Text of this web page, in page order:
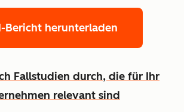
Bericht herunterladen
Fallstudien durch, die für Ihr
relevant sind